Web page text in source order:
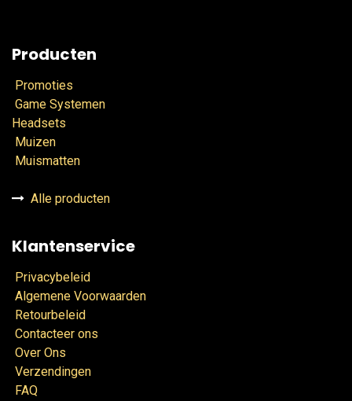
Producten
Promoties
Game Systemen
Headsets
Muizen
Muismatten
Alle producten
Klantenservice
Privacybeleid
Algemene Voorwaarden
Retourbeleid
Contacteer ons
Over Ons
Verzendingen
FAQ